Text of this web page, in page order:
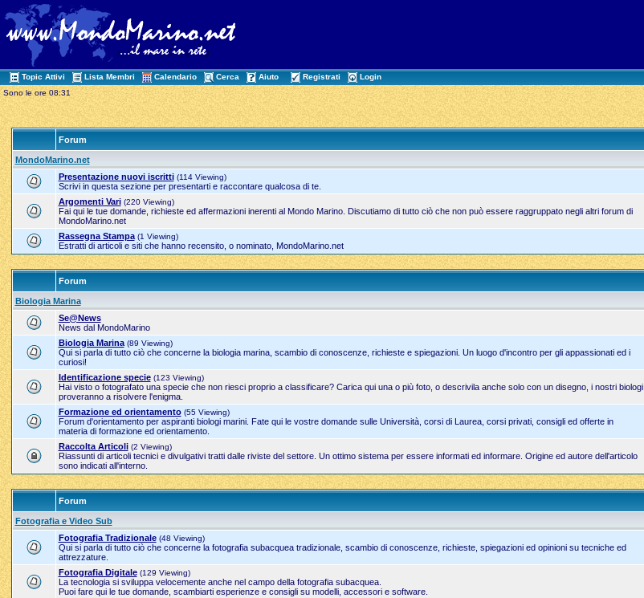
Topic Attivi Lista Membri Calendario Cerca Aiuto Registrati
Login
Sono le ore 08:31
Forum
MondoMarino.net
Presentazione nuovi iscritti (114 Viewing)
Scrivi in questa sezione per presentarti e raccontare qualcosa di te.
Argomenti Vari (220 Viewing)
Fai qui le tue domande, richieste ed affermazioni inerenti al Mondo Marino. Discutiamo di tutto ciò che non può essere raggruppato negli altri forum di
MondoMarino.net
Rassegna Stampa (1 Viewing)
Estratti di articoli e siti che hanno recensito, o nominato, MondoMarino.net
Forum
Biologia Marina
Se@News
News dal MondoMarino
Biologia Marina (89 Viewing)
Qui si parla di tutto ciò che concerne la biologia marina, scambio di conoscenze, richieste e spiegazioni. Un luogo d'incontro per gli appassionati ed i
curiosi!
Identificazione specie (123 Viewing)
Hai visto o fotografato una specie che non riesci proprio a classificare? Carica qui una o più foto, o descrivila anche solo con un disegno, i nostri biologi
proveranno a risolvere l'enigma.
Formazione ed orientamento (55 Viewing)
Forum d'orientamento per aspiranti biologi marini. Fate qui le vostre domande sulle Università, corsi di Laurea, corsi privati, consigli ed offerte in
materia di formazione ed orientamento.
Raccolta Articoli (2 Viewing)
Riassunti di articoli tecnici e divulgativi tratti dalle riviste del settore. Un ottimo sistema per essere informati ed informare. Origine ed autore dell'articolo
sono indicati all'interno.
Forum
Fotografia e Video Sub
Fotografia Tradizionale (48 Viewing)
Qui si parla di tutto ciò che concerne la fotografia subacquea tradizionale, scambio di conoscenze, richieste, spiegazioni ed opinioni su tecniche ed
attrezzature.
Fotografia Digitale (129 Viewing)
La tecnologia si sviluppa velocemente anche nel campo della fotografia subacquea.
Puoi fare qui le tue domande, scambiarti esperienze e consigli su modelli, accessori e software.